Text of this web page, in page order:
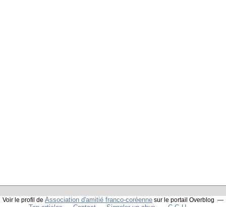
Voir le profil de Association d'amitié franco-coréenne sur le portail Overblog